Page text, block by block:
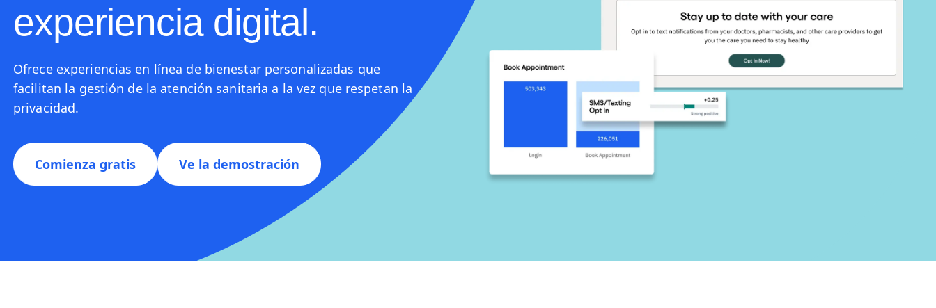
experiencia digital.
Ofrece experiencias en línea de bienestar personalizadas que
facilitan la gestión de la atención sanitaria a la vez que respetan la
privacidad.
Comienza gratis Ve la demostración